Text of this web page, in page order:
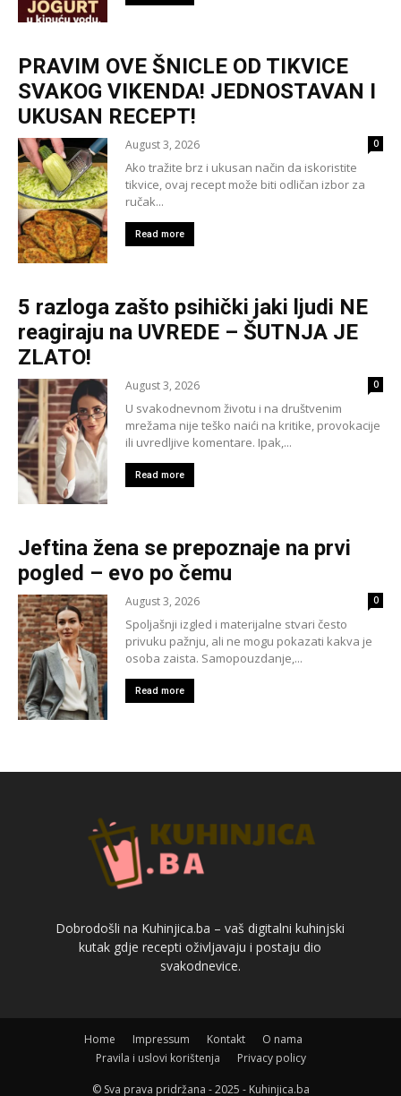
PRAVIM OVE ŠNICLE OD TIKVICE
SVAKOG VIKENDA! JEDNOSTAVAN I
UKUSAN RECEPT!
August 3, 2026 0
Ako tražite brz i ukusan način da iskoristite
tikvice, ovaj recept može biti odličan izbor za
ručak...
Read more
5 razloga zašto psihički jaki ljudi NE
reagiraju na UVREDE – ŠUTNJA JE
ZLATO!
August 3, 2026 0
U svakodnevnom životu i na društvenim
mrežama nije teško naići na kritike, provokacije
ili uvredljive komentare. Ipak,...
Read more
Jeftina žena se prepoznaje na prvi
pogled – evo po čemu
August 3, 2026 0
Spoljašnji izgled i materijalne stvari često
privuku pažnju, ali ne mogu pokazati kakva je
osoba zaista. Samopouzdanje,...
Read more
Dobrodošli na Kuhinjica.ba – vaš digitalni kuhinjski
kutak gdje recepti oživljavaju i postaju dio
svakodnevice.
Home Impressum Kontakt
O nama
Pravila i uslovi korištenja
Privacy policy
© Sva prava pridržana - 2025 - Kuhinjica.ba